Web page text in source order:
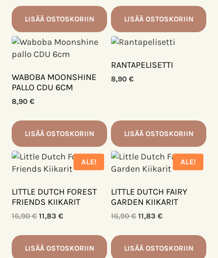
LISÄÄ OSTOSKORIIN LISÄÄ OSTOSKORIIN
WABOBA MOONSHINE
PALLO CDU 6CM
8,90 €
LISÄÄ OSTOSKORIIN
RANTAPELISETTI
8,90 €
LISÄÄ OSTOSKORIIN
ALE!
LITTLE DUTCH FOREST
FRIENDS KIIKARIT
16,90€ Alkuperäinen
oli:
16,90 €.
11,83 €Nykyinen
on:
11,83 €.
LISÄÄ OSTOSKORIIN
ALE!
LITTLE DUTCH FAIRY
GARDEN KIIKARIT
16,90€ Alkuperäinen
oli:
16,90 €.
11,83 €Nykyinen
on:
11,83 €.
LISÄÄ OSTOSKORIIN